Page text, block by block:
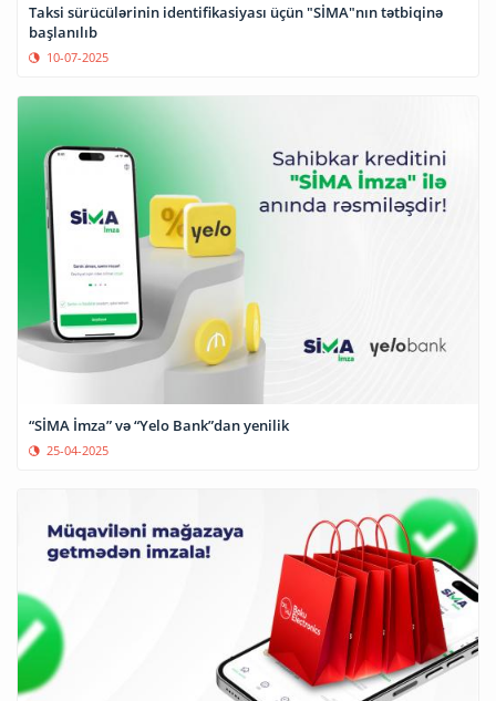
Taksi sürücülərinin identifikasiyası üçün "SİMA"nın tətbiqinə
başlanılıb
10-07-2025
“SİMA İmza” və “Yelo Bank”dan yenilik
25-04-2025